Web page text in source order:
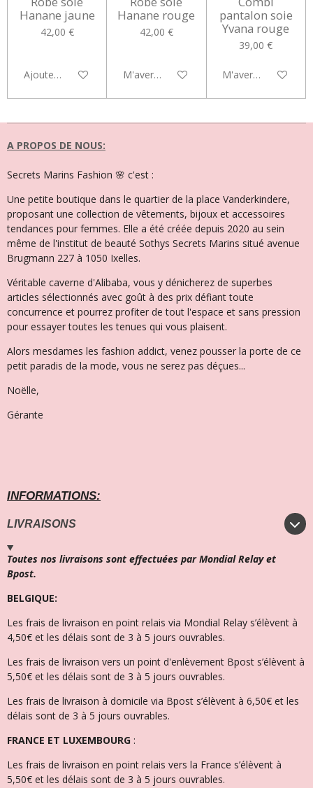
Hanane jaune
42,00 €
Ajouter au panier
Hanane rouge
42,00 €
M'avertir si disponible
pantalon soie
Yvana rouge
39,00 €
M'avertir si
A PROPOS DE NOUS:
Secrets Marins Fashion 🌸 c'est :
Une petite boutique dans le quartier de la place Vanderkindere,
proposant une collection de vêtements, bijoux et accessoires
tendances pour femmes. Elle a été créée depuis 2020 au sein
même de l'institut de beauté Sothys Secrets Marins situé avenue
Brugmann 227 à 1050 Ixelles.
Véritable caverne d'Alibaba, vous y dénicherez de superbes
articles sélectionnés avec goût à des prix défiant toute
concurrence et pourrez profiter de tout l'espace et sans pression
pour essayer toutes les tenues qui vous plaisent.
Alors mesdames les fashion addict, venez pousser la porte de ce
petit paradis de la mode, vous ne serez pas déçues...
Noëlle,
Gérante
INFORMATIONS:
LIVRAISONS
Toutes nos livraisons sont effectuées par Mondial Relay et
Bpost.
BELGIQUE:
Les frais de livraison en point relais via Mondial Relay s’élèvent à
4,50€ et les délais sont de 3 à 5 jours ouvrables.
Les frais de livraison vers un point d'enlèvement Bpost s’élèvent à
5,50€ et les délais sont de 3 à 5 jours ouvrables.
Les frais de livraison à domicile via Bpost s’élèvent à 6,50€ et les
délais sont de 3 à 5 jours ouvrables.
FRANCE ET LUXEMBOURG :
Les frais de livraison en point relais vers la France s’élèvent à
5,50€ et les délais sont de 3 à 5 jours ouvrables.